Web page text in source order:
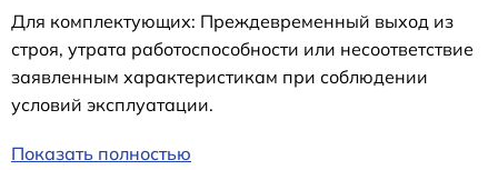
Для комплектующих: Преждевременный выход из
строя, утрата работоспособности или несоответствие
заявленным характеристикам при соблюдении
условий эксплуатации.
Показать полностью